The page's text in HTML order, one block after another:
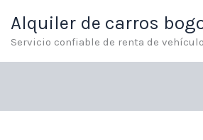
Alquiler de carros
Servicio confiable de renta de